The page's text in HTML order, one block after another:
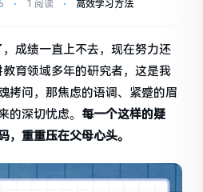
⋅ 1 阅读 ⋅ 高效学习方法
成绩一直上不去，现在努力还
育领域多年的研究者，这是我
拷问，那焦虑的语调、紧蹙的眉
的深切忧虑。 每一个这样的疑
，重重压在父母心头。